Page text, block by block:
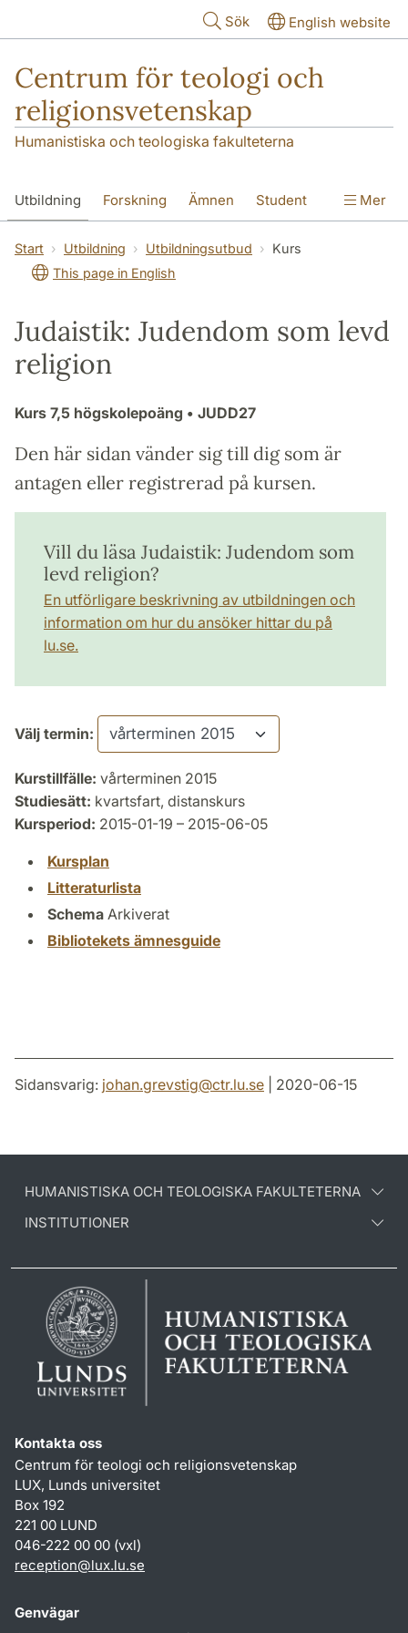
Sök English website
Centrum för teologi och
religionsvetenskap
Humanistiska och teologiska fakulteterna
Utbildning Forskning Ämnen Student
Institutionen
Mer
Start Utbildning Utbildningsutbud
Kurs
This page in English
Judaistik: Judendom som levd
religion
Kurs 7,5 högskolepoäng • JUDD27
Den här sidan vänder sig till dig som är
antagen eller registrerad på kursen.
Vill du läsa Judaistik: Judendom som
levd religion?
En utförligare beskrivning av utbildningen och
information om hur du ansöker hittar du på
lu.se.
Välj termin:
Kurstillfälle: vårterminen 2015
Studiesätt: kvartsfart, distanskurs
Kursperiod: 2015-01-19 – 2015-06-05
Kursplan
Litteraturlista
Schema Arkiverat
Bibliotekets ämnesguide
Sidansvarig: johan.grevstig@ctr.lu.se | 2020-06-15
HUMANISTISKA OCH TEOLOGISKA FAKULTETERNA
INSTITUTIONER
Kontakta oss
Centrum för teologi och religionsvetenskap
LUX, Lunds universitet
Box 192
221 00 LUND
046-222 00 00 (vxl)
reception@lux.lu.se
Genvägar